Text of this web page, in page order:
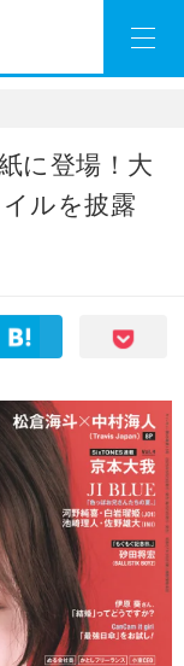
に登場！大
ルを披露